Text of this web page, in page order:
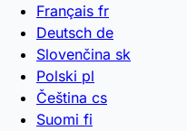
Français fr
Deutsch de
Slovenčina sk
Polski pl
Čeština cs
Suomi fi